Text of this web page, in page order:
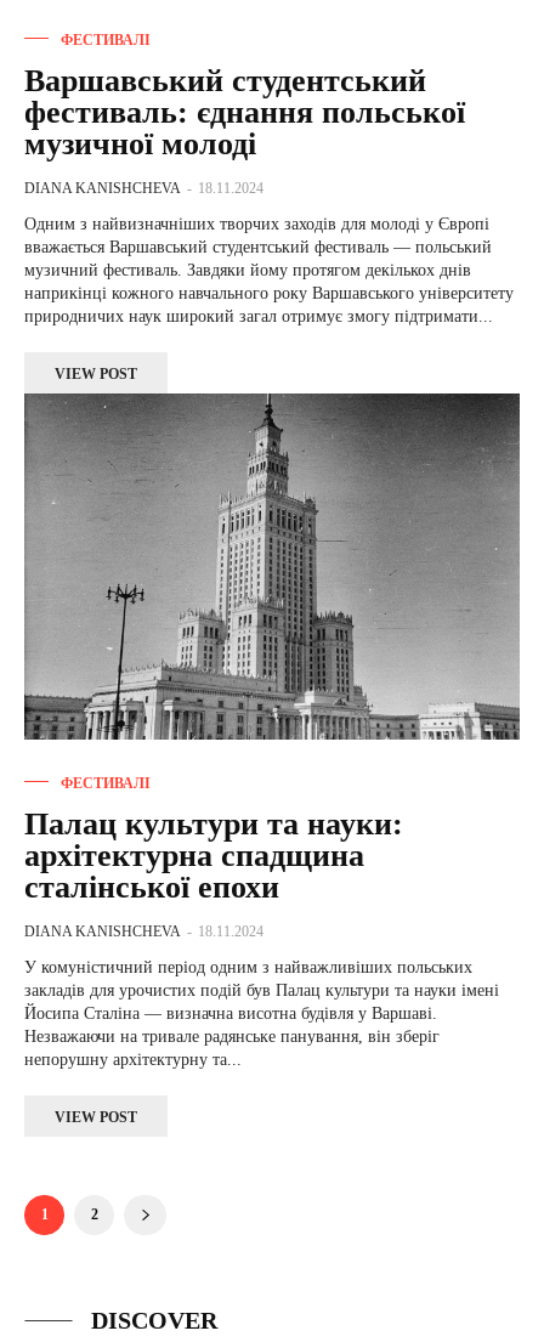
ФЕСТИВАЛІ
Варшавський студентський
фестиваль: єднання польської
музичної молоді
DIANA KANISHCHEVA - 18.11.2024
Одним з найвизначніших творчих заходів для молоді у Європі
вважається Варшавський студентський фестиваль — польський
музичний фестиваль. Завдяки йому протягом декількох днів
наприкінці кожного навчального року Варшавського університету
природничих наук широкий загал отримує змогу підтримати...
VIEW POST
ФЕСТИВАЛІ
Палац культури та науки:
архітектурна спадщина
сталінської епохи
DIANA KANISHCHEVA - 18.11.2024
У комуністичний період одним з найважливіших польських
закладів для урочистих подій був Палац культури та науки імені
Йосипа Сталіна — визначна висотна будівля у Варшаві.
Незважаючи на тривале радянське панування, він зберіг
непорушну архітектурну та...
VIEW POST
1 2
DISCOVER